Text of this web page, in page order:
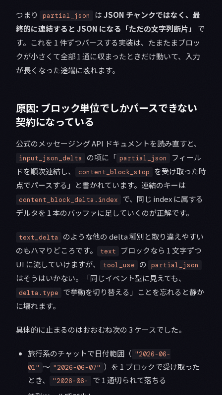
つまり partial_json はJSON チャンクではなく、最
終的に連結すると JSON になる「ただの文字列断片」
で
す。これを 1 件ずつパースする実装は、たまたまブロッ
クが小さくて全部 1 通に収まったときだけ動いて、入力
が長くなった途端に壊れます。
原因: ブロック単位でしかパースできない
契約になっている
公式のメッセージング API ドキュメントを読み直すと、
input_json_delta の項に「 partial_json
フィール
ドを順次連結し、
content_block_stop
を受け取った時
点でパースする」と書かれています。連結のキーは
content_block_delta.index
で、同じ index に属する
デルタを 1 本のバッファに足していくのが正解です。
text_delta
のような他の delta 種別と取り違えやすい
のもハマりどころです。
text
ブロックなら 1 文字ずつ
UI に流していけますが、
tool_use の partial_json
はそうはいかない。「同じイベント型に見えても、
delta.type
で挙動を切り替える」ことを忘れると静か
に壊れます。
具体的に止まるのはおおむね次の 3 ケースでした。
旅行系のチャットで日付範囲（ "2026-06-
01" 〜 "2026-06-07" ）を 1 ブロックで受け取った
とき、
"2026-06-
で 1 通切られて落ちる